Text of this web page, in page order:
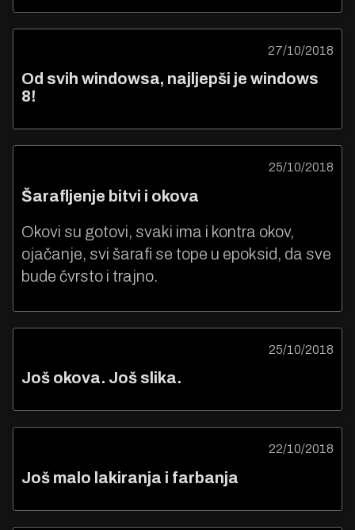
27/10/2018
Od svih windowsa, najljepši je windows
8!
25/10/2018
Šarafljenje bitvi i okova
Okovi su gotovi, svaki ima i kontra okov,
ojačanje, svi šarafi se tope u epoksid, da sve
bude čvrsto i trajno.
25/10/2018
Još okova. Još slika.
22/10/2018
Još malo lakiranja i farbanja